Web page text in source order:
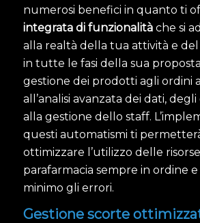
numerosi benefici in quanto ti
integrata di funzionalitàche si
alla realtà della tua attività e del
in tutte le fasi della sua
gestione dei prodotti agli ordini
all’analisi avanzata dei dati,
alla gestione dello staff.
questi automatismi ti
ottimizzare l’utilizzo delle
parafarmacia sempre in ordine
minimo gli errori.
Gestione scorte